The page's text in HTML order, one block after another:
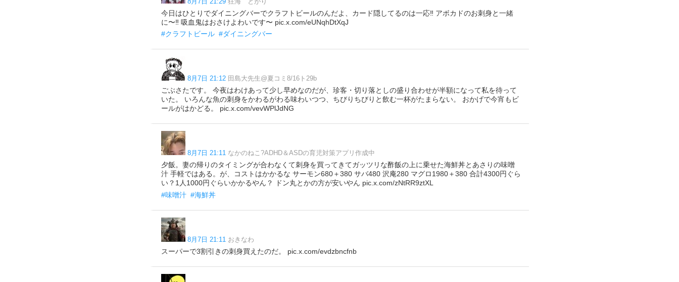
今日はひとりでダイニングバーでクラフトビールのんだよ、カード隠してるのは一応‼️ アボカドのお刺身と一緒
に〜‼️ 吸血鬼はおさけよわいです〜 pic.x.com/eUNqhDtXqJ
#クラフトビール #ダイニングバー
8月7日 21:12 田島大先生@夏コミ8/16ト29b
ごぶさたです。 今夜はわけあって少し早めなのだが、珍客・切り落としの盛り合わせが半額になって私を待って
いた。 いろんな魚の刺身をかわるがわる味わいつつ、ちびりちびりと飲む一杯がたまらない。 おかげで今宵もビ
ールがはかどる。 pic.x.com/vevWPlJdNG
8月7日 21:11 なかのねこ?ADHD＆ASDの育児対策アプリ作成中
夕飯。妻の帰りのタイミングが合わなくて刺身を買ってきてガッツリな酢飯の上に乗せた海鮮丼とあさりの味噌
汁 手軽ではある。が、コストはかかるな サーモン680＋380 サバ480 沢庵280 マグロ1980＋380 合計4300円ぐら
い？1人1000円ぐらいかかるやん？ ドン丸とかの方が安いやん pic.x.com/zNtRR9ztXL
#味噌汁 #海鮮丼
8月7日 21:11 おきなわ
スーパーで3割引きの刺身買えたのだ。 pic.x.com/evdzbncfnb